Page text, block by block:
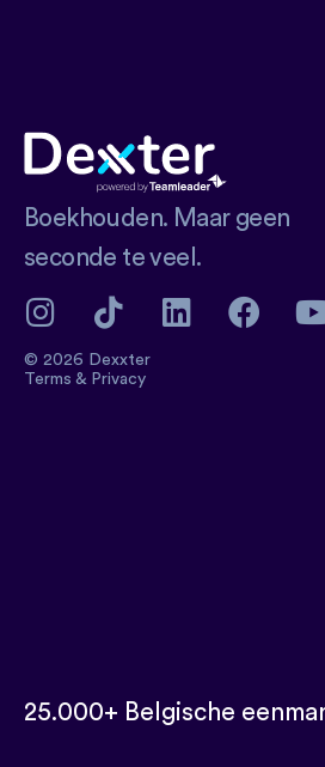
Boekhouden. Maar geen
seconde te veel.
© 2026 Dexxter
Terms & Privacy
25.000+ Belgische